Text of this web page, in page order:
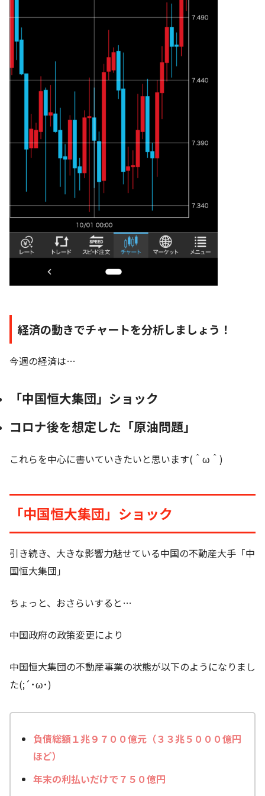
経済の動きでチャートを分析しましょう！
今週の経済は…
「中国恒大集団」ショック
コロナ後を想定した「原油問題」
これらを中心に書いていきたいと思います(＾ω＾)
「中国恒大集団」ショック
引き続き、大きな影響力魅せている中国の不動産大手「中
国恒大集団」
ちょっと、おさらいすると…
中国政府の政策変更により
中国恒大集団の不動産事業の状態が以下のようになりまし
た(;´･ω･)
負債総額１兆９７００億元（３３兆５０００億円
ほど）
年末の利払いだけで７５０億円